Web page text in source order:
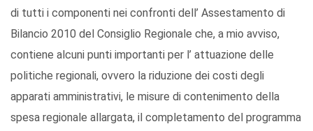
di tutti i componenti nei confronti dell’ Assestamento di
Bilancio 2010 del Consiglio Regionale che, a mio avviso,
contiene alcuni punti importanti per l’ attuazione delle
politiche regionali, ovvero la riduzione dei costi degli
apparati amministrativi, le misure di contenimento della
spesa regionale allargata, il completamento del programma